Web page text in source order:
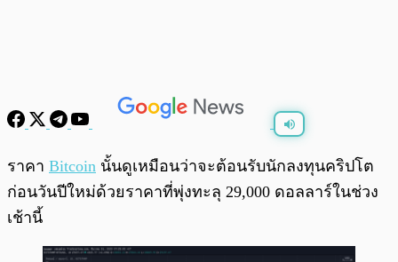
0:00
ราคา Bitcoin นั้นดูเหมือนว่าจะต้อนรับนักลงทุนคริปโต
ก่อนวันปีใหม่ด้วยราคาที่พุ่งทะลุ 29,000 ดอลลาร์ในช่วง
เช้านี้